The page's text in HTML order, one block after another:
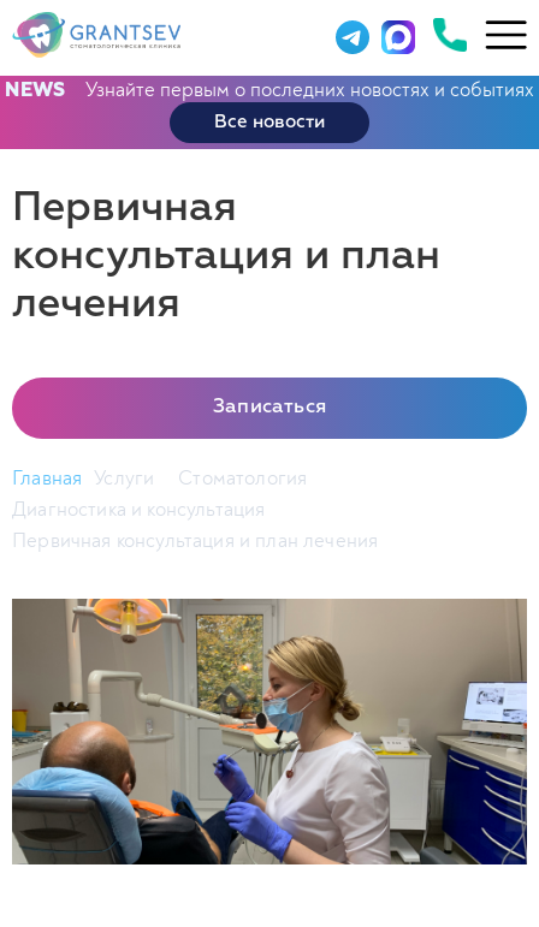
NEWS Узнайте первым о последних новостях и событиях
Все новости
Первичная
консультация и план
лечения
Записаться
Главная Услуги
Стоматология
Диагностика и консультация
Первичная консультация и план лечения